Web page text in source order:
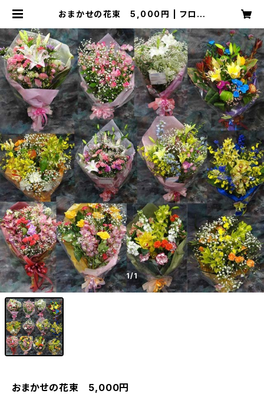
おまかせの花束 5,000円 | フロー
1/1
おまかせの花束 5,000円